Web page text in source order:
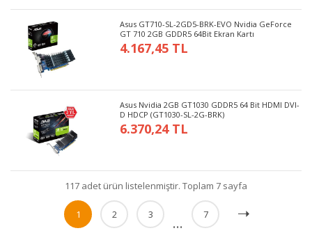
Asus GT710-SL-2GD5-BRK-EVO Nvidia GeForce
GT 710 2GB GDDR5 64Bit Ekran Kartı
4.167,45 TL
Asus Nvidia 2GB GT1030 GDDR5 64 Bit HDMI DVI-
D HDCP (GT1030-SL-2G-BRK)
6.370,24 TL
117 adet ürün listelenmiştir. Toplam 7 sayfa
1 2 3 ... 7